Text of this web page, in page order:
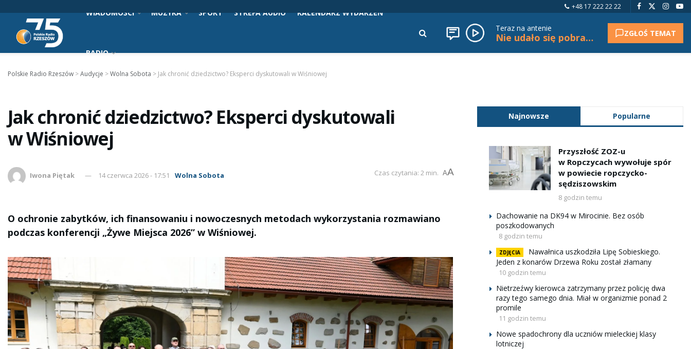
+48 17 222 22 22
WIADOMOŚCI MUZYKA SPORT STREFA AUDIO KALENDARZ WYDARZEŃ
RADIO
Teraz na antenie
Nie udało się pobrać tytułu. ZGŁOŚ TEMAT
Polskie Radio Rzeszów >Audycje >Wolna Sobota > Jak chronić dziedzictwo? Eksperci dyskutowali w Wiśniowej
Jak chronić dziedzictwo? Eksperci dyskutowali
w Wiśniowej
Iwona Piętak 14 czerwca 2026 - 17:51 Wolna Sobota Czas czytania: 2 min. AA
O ochronie zabytków, ich finansowaniu i nowoczesnych metodach wykorzystania rozmawiano
podczas konferencji „Żywe Miejsca 2026” w Wiśniowej.
Najnowsze Popularne
Przyszłość ZOZ-u
w Ropczycach wywołuje spór
w powiecie ropczycko-
sędziszowskim
8 godzin temu
Dachowanie na DK94 w Mirocinie. Bez osób
poszkodowanych
8 godzin temu
ZDJĘCIA
Nawałnica uszkodziła Lipę Sobieskiego.
Jeden z konarów Drzewa Roku został złamany
10 godzin temu
Nietrzeźwy kierowca zatrzymany przez policję dwa
razy tego samego dnia. Miał w organizmie ponad 2
promile
11 godzin temu
Nowe spadochrony dla uczniów mieleckiej klasy
lotniczej